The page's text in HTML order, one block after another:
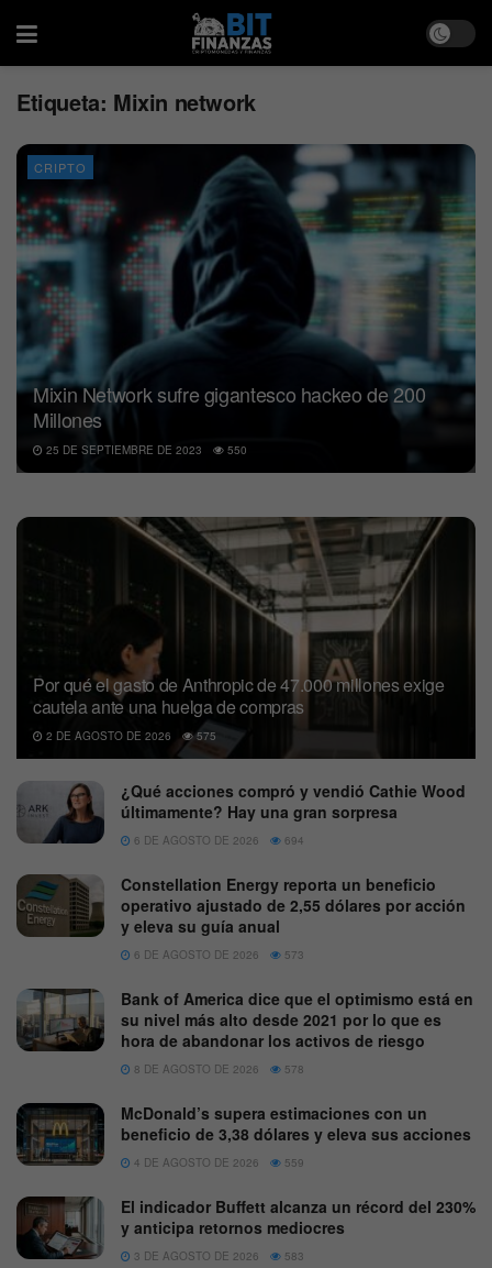
Etiqueta: Mixin network
CRIPTO
Mixin Network sufre gigantesco hackeo de 200
Millones
25 DE SEPTIEMBRE DE 2023 550
Por qué el gasto de Anthropic de 47.000 millones exige
cautela ante una huelga de compras
2 DE AGOSTO DE 2026 575
¿Qué acciones compró y vendió Cathie Wood
últimamente? Hay una gran sorpresa
6 DE AGOSTO DE 2026 694
Constellation Energy reporta un beneficio
operativo ajustado de 2,55 dólares por acción
y eleva su guía anual
6 DE AGOSTO DE 2026 573
Bank of America dice que el optimismo está en
su nivel más alto desde 2021 por lo que es
hora de abandonar los activos de riesgo
8 DE AGOSTO DE 2026 578
McDonald’s supera estimaciones con un
beneficio de 3,38 dólares y eleva sus acciones
4 DE AGOSTO DE 2026 559
El indicador Buffett alcanza un récord del 230%
y anticipa retornos mediocres
3 DE AGOSTO DE 2026 583